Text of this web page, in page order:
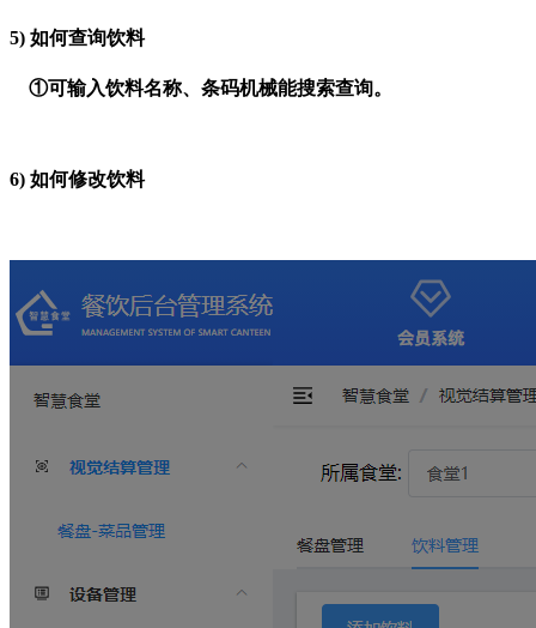
5) 如何查询饮料
①可输入饮料名称、条码机械能搜索查询。
6) 如何修改饮料